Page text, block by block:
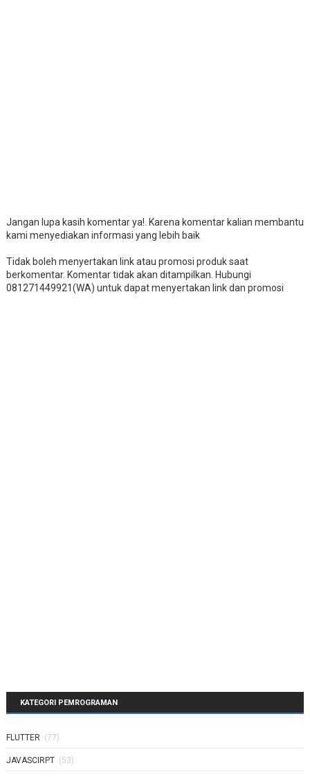
Jangan lupa kasih komentar ya!. Karena komentar kalian membantu
kami menyediakan informasi yang lebih baik
Tidak boleh menyertakan link atau promosi produk saat
berkomentar. Komentar tidak akan ditampilkan. Hubungi
081271449921(WA) untuk dapat menyertakan link dan promosi
KATEGORI PEMROGRAMAN
FLUTTER (77)
JAVASCIRPT (53)